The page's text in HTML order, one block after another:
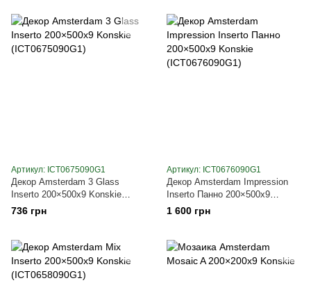
Артикул: ICT0675090G1
Декор Amsterdam 3 Glass
Inserto 200×500x9 Konskie
(ICT0675090G1)
736 грн
Артикул: ICT0676090G1
Декор Amsterdam Impression
Inserto Панно 200×500x9
Konskie (ICT0676090G1)
1 600 грн